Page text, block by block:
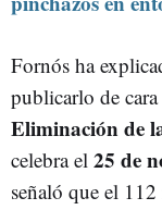
Fornós ha
publicarlo de
Eliminación de
celebra el 25 de
señaló que el